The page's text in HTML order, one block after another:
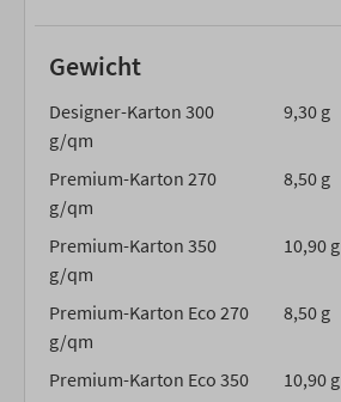
Gewicht
Designer-Karton 300
g/qm
9,30 g
Premium-Karton 270
g/qm
8,50 g
Premium-Karton 350
g/qm
10,90 g
Premium-Karton Eco 270
g/qm
8,50 g
Premium-Karton Eco 350
10,90 g